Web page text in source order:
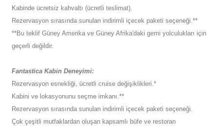
Kabinde ücretsiz kahvaltı (ücretli teslimat).
Rezervasyon sırasında sunulan indirimli içecek paketi seçeneği.**
**Bu teklif Güney Amerika ve Güney Afrika'daki gemi yolculukları için
geçerli değildir.
Fantastica Kabin Deneyimi:
Rezervasyon esnekliği, ücretli cruise değişiklikleri.*
Kabini ve lokasyonunu seçme imkanı.**
Rezervasyon sırasında sunulan indirimli içecek paketi seçeneği.
Çok çeşitli mutfaklardan oluşan kapsamlı büfe ve restoran